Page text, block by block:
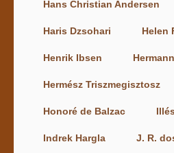
Hans Christian Andersen
Haris Dzsohari Helen
Henrik Ibsen
Hermész Triszmegisztosz
Honoré de Balzac
Indrek Hargla J. R.